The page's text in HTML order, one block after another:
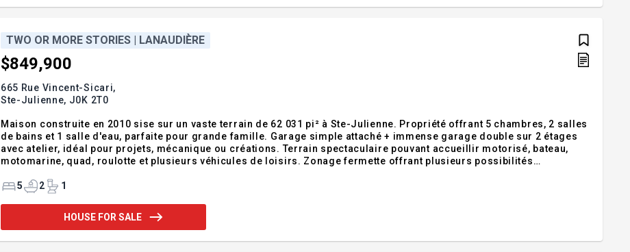
TWO OR MORE STORIES | LANAUDIÈRE
$849,900
665 Rue Vincent-Sicari,
Ste-Julienne, J0K 2T0
Maison construite en 2010 sise sur un vaste terrain de 62 031 pi² à Ste-Julienne. Propriété offrant 5 chambres, 2 salles
de bains et 1 salle d'eau, parfaite pour grande famille. Garage simple attaché + immense garage double sur 2 étages
avec atelier, idéal pour projets, mécanique ou créations. Terrain spectaculaire pouvant accueillir motorisé, bateau,
motomarine, quad, roulotte et plusieurs véhicules de loisirs. Zonage fermette offrant plusieurs possibilités
construction.Propriété unique
5 2 1
HOUSE FOR SALE